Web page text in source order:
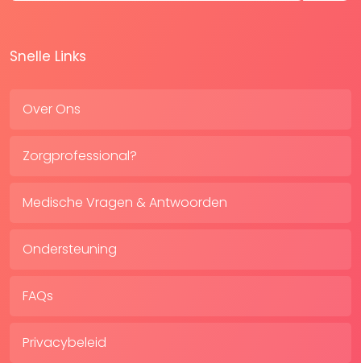
Snelle Links
Over Ons
Zorgprofessional?
Medische Vragen & Antwoorden
Ondersteuning
FAQs
Privacybeleid